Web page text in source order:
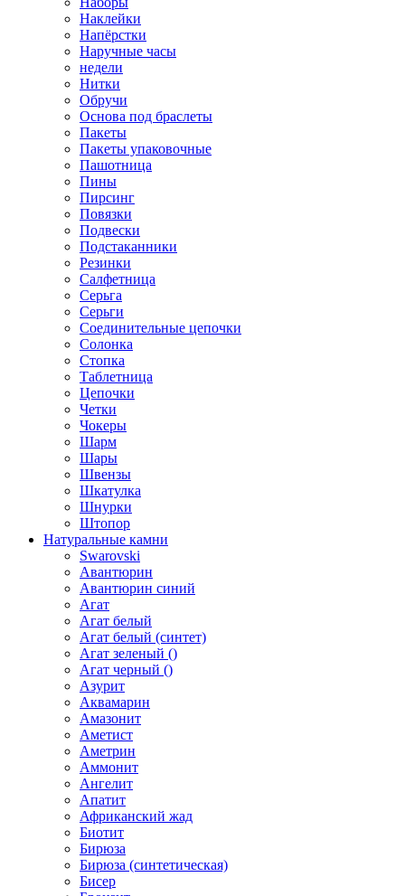
Наклейки
Напёрстки
Наручные часы
недели
Нитки
Обручи
Основа под браслеты
Пакеты
Пакеты упаковочные
Пашотница
Пины
Пирсинг
Повязки
Подвески
Подстаканники
Резинки
Салфетница
Серьга
Серьги
Соединительные цепочки
Солонка
Стопка
Таблетница
Цепочки
Четки
Чокеры
Шарм
Шары
Швензы
Шкатулка
Шнурки
Штопор
Натуральные камни
Swarovski
Авантюрин
Авантюрин синий
Агат
Агат белый
Агат белый (синтет)
Агат зеленый ()
Агат черный ()
Азурит
Аквамарин
Амазонит
Аметист
Аметрин
Аммонит
Ангелит
Апатит
Африканский жад
Биотит
Бирюза
Бирюза (синтетическая)
Бисер